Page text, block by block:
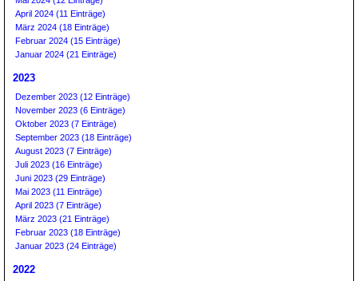
April 2024 (11 Einträge)
März 2024 (18 Einträge)
Februar 2024 (15 Einträge)
Januar 2024 (21 Einträge)
2023
Dezember 2023 (12 Einträge)
November 2023 (6 Einträge)
Oktober 2023 (7 Einträge)
September 2023 (18 Einträge)
August 2023 (7 Einträge)
Juli 2023 (16 Einträge)
Juni 2023 (29 Einträge)
Mai 2023 (11 Einträge)
April 2023 (7 Einträge)
März 2023 (21 Einträge)
Februar 2023 (18 Einträge)
Januar 2023 (24 Einträge)
2022